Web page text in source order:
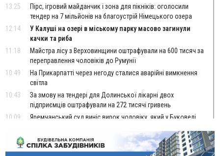
13:25
Пірс, ігровий майданчик і зона для пікніків: оголосили
тендер на 7 мільйонів на благоустрій Німецького озера
12:14
У Калуші на озері в міському парку масово загинули
качки та риба
11:18
Майстра лісу з Верховинщини оштрафували на 600 тисяч за
переправлення чоловіків до Румунії
10:49
На Прикарпатті через негоду сталися аварійні вимкнення
світла
10:43
За змову на тендері для Долинської лікарні двох
підприємців оштрафували на 272 тисячі гривень
10:09
Яремчанський суд виніс вирок чоловіку, який у Буковелі
09:53
В урочищі біля Галича археологи відкопали давньоруську
вагову гирку XII–XIII століть